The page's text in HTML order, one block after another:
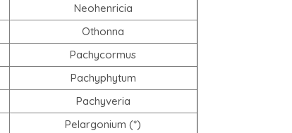
Neohenricia
Othonna
Pachycormus
Pachyphytum
Pachyveria
Pelargonium (*)